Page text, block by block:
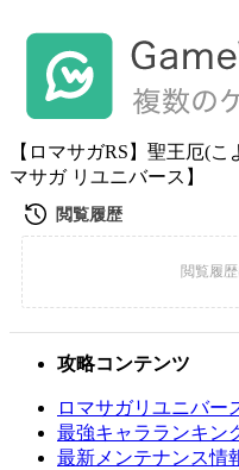
【ロマサガRS】聖王厄(
マサガ リユニバース】
攻略コンテンツ
ロマサガリユニバー
最強キャラランキン
最新メンテナンス情